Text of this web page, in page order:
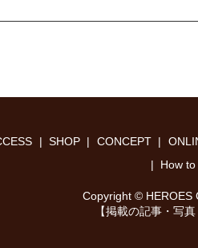
SHOP CONCEPT
How
Copyright © HEROES
【掲載の記事・写